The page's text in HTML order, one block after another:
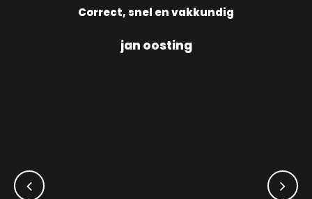
10
Correct, snel en vakkundig
jan oosting